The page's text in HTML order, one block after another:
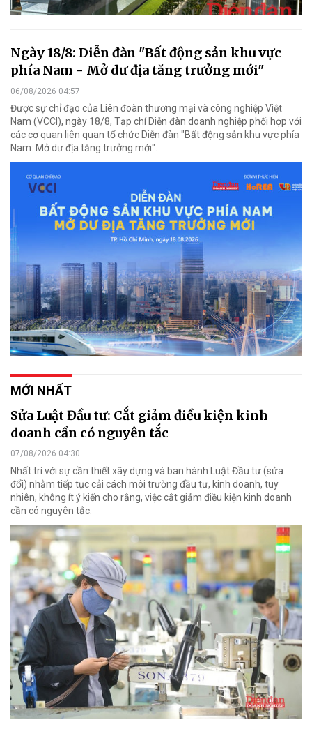
Ngày 18/8: Diễn đàn "Bất động sản khu vực
phía Nam - Mở dư địa tăng trưởng mới"
06/08/2026 04:57
Được sự chỉ đạo của Liên đoàn thương mại và công nghiệp Việt
Nam (VCCI), ngày 18/8, Tạp chí Diễn đàn doanh nghiệp phối hợp với
các cơ quan liên quan tổ chức Diễn đàn "Bất động sản khu vực phía
Nam: Mở dư địa tăng trưởng mới".
MỚI NHẤT
Sửa Luật Đầu tư: Cắt giảm điều kiện kinh
doanh cần có nguyên tắc
07/08/2026 04:30
Nhất trí với sự cần thiết xây dựng và ban hành Luật Đầu tư (sửa
đổi) nhằm tiếp tục cải cách môi trường đầu tư, kinh doanh, tuy
nhiên, không ít ý kiến cho rằng, việc cắt giảm điều kiện kinh doanh
cần có nguyên tắc.